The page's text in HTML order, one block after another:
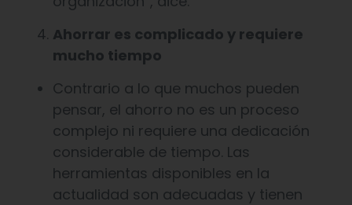
Ahorrar es complicado y requiere
mucho tiempo
Contrario a lo que muchos pueden
pensar, el ahorro no es un proceso
complejo ni requiere una dedicación
considerable de tiempo. Las
herramientas disponibles en la
actualidad son adecuadas y tienen